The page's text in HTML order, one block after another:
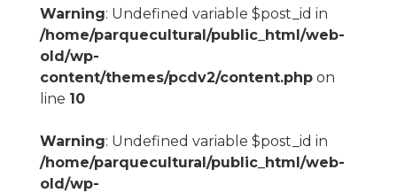
Warning: Undefined variable $post_id in
/home/parquecultural/public_html/web-
old/wp-
content/themes/pcdv2/content.phpon
line 10
Warning: Undefined variable $post_id in
/home/parquecultural/public_html/web-
old/wp-